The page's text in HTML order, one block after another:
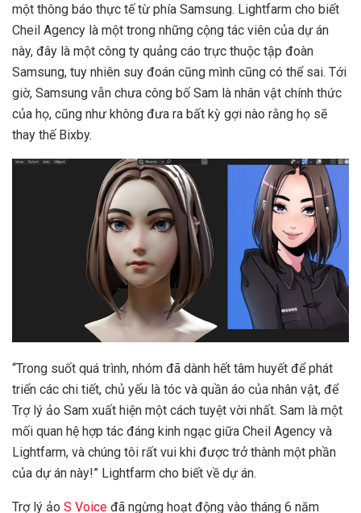
một thông báo thực tế từ phía Samsung. Lightfarm cho biết
Cheil Agency là một trong những cộng tác viên của dự án
này, đây là một công ty quảng cáo trực thuộc tập đoàn
Samsung, tuy nhiên suy đoán cũng mình cũng có thể sai. Tới
giờ, Samsung vẫn chưa công bố Sam là nhân vật chính thức
của họ, cũng như không đưa ra bất kỳ gợi nào rằng họ sẽ
thay thế Bixby.
“Trong suốt quá trình, nhóm đã dành hết tâm huyết để phát
triển các chi tiết, chủ yếu là tóc và quần áo của nhân vật, để
Trợ lý ảo Sam xuất hiện một cách tuyệt vời nhất. Sam là một
mối quan hệ hợp tác đáng kinh ngạc giữa Cheil Agency và
Lightfarm, và chúng tôi rất vui khi được trở thành một phần
của dự án này!” Lightfarm cho biết về dự án.
Trợ lý ảo S Voice đã ngừng hoạt động vào tháng 6 năm